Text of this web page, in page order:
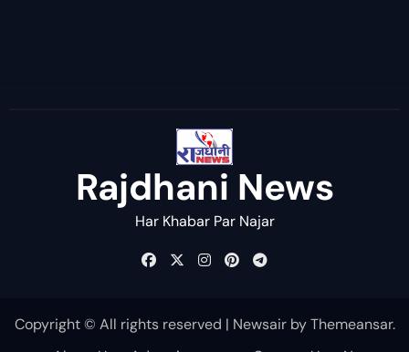
Rajdhani News
Har Khabar Par Najar
Copyright © All rights reserved | NewsairbyThemeansar.